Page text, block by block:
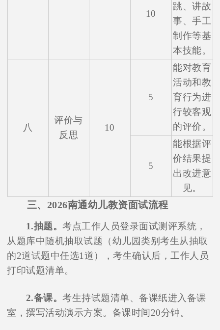
10
跳、讲故
事、手工
制作等基
本技能。
八
评价与
反思
10
5
能对教育
活动和教
育行为进
行较客观
的评价。
5
能根据评
价结果提
出改进意
见。
三、2026南通幼儿教资面试流程
1.抽题。考点工作人员登录面试测评系统，
从题库中随机抽取试题（幼儿园类别考生从抽取
的2道试题中任选1道），考生确认后，工作人员
打印试题清单。
2.备课。考生持试题清单、备课纸进入备课
室，撰写活动演示方案。备课时间20分钟。